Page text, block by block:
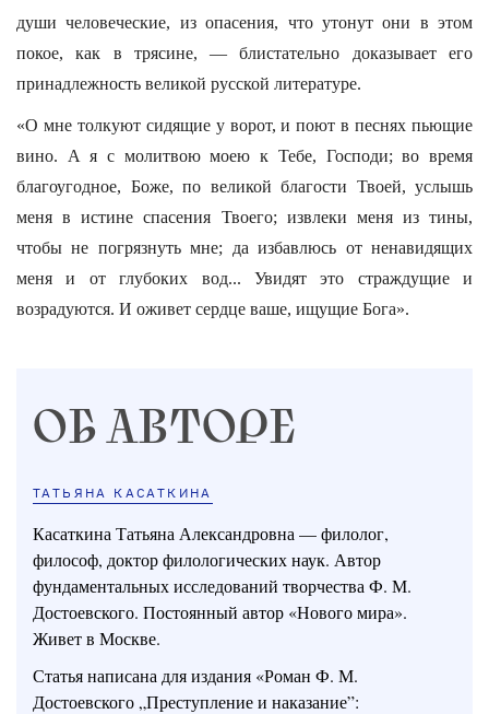
души человеческие, из опасения, что утонут они в этом
покое, как в трясине, — блистательно доказывает его
принадлежность великой русской литературе.
«О мне толкуют сидящие у ворот, и поют в песнях пьющие
вино. А я с молитвою моею к Тебе, Господи; во время
благоугодное, Боже, по великой благости Твоей, услышь
меня в истине спасения Твоего; извлеки меня из тины,
чтобы не погрязнуть мне; да избавлюсь от ненавидящих
меня и от глубоких вод... Увидят это страждущие и
возрадуются. И оживет сердце ваше, ищущие Бога».
ОБ АВТОРЕ
ТАТЬЯНА КАСАТКИНА
Касаткина Татьяна Александровна — филолог,
философ, доктор филологических наук. Автор
фундаментальных исследований творчества Ф. М.
Достоевского. Постоянный автор «Нового мира».
Живет в Москве.
Статья написана для издания «Роман Ф. М.
Достоевского „Преступление и наказание”: